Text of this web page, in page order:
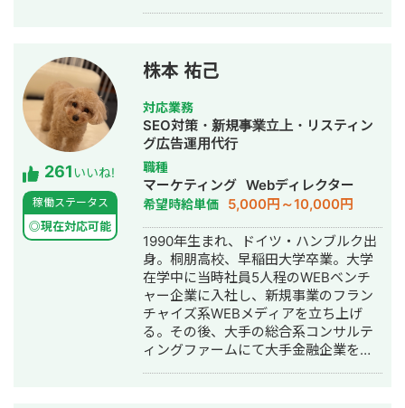
261いいね!
稼働ステータス
◎現在対応可能
株本 祐己
対応業務
SEO対策・新規事業立上・リスティン
グ広告運用代行
職種
マーケティング Webディレクター
希望時給単価 5,000円～10,000円
1990年生まれ、ドイツ・ハンブルク出
身。桐朋高校、早稲田大学卒業。大学
在学中に当時社員5人程のWEBベンチ
ャー企業に入社し、新規事業のフラン
チャイズ系WEBメディアを立ち上げ
る。その後、大手の総合系コンサルテ
ィングファームにて大手金融企業を顧